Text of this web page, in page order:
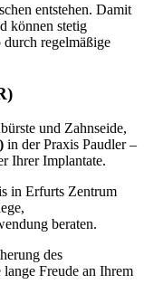
entstehen. Damit
können stetig
durch regelmäßige
und Zahnseide,
in der Praxis Paudler –
Ihrer Implantate.
in Erfurts Zentrum
beraten.
des
Freude an Ihrem